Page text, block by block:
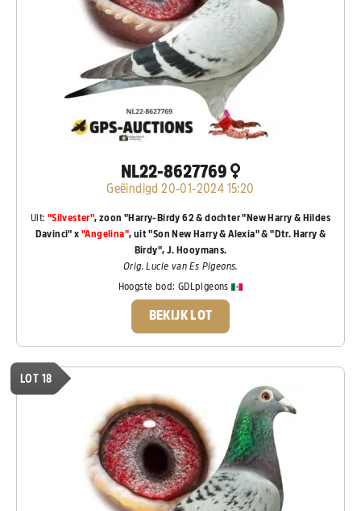
NL22-8627769
Geëindigd 20-01-2024 15:20
Uit: "Silvester", zoon "Harry-Birdy 62 & dochter "New Harry & Hildes
Davinci" x "Angelina", uit "Son New Harry & Alexia" & "Dtr. Harry &
Birdy", J. Hooymans.
Orig. Lucie van Es Pigeons.
Hoogste bod: GDLpigeons
BEKIJK LOT
LOT 18